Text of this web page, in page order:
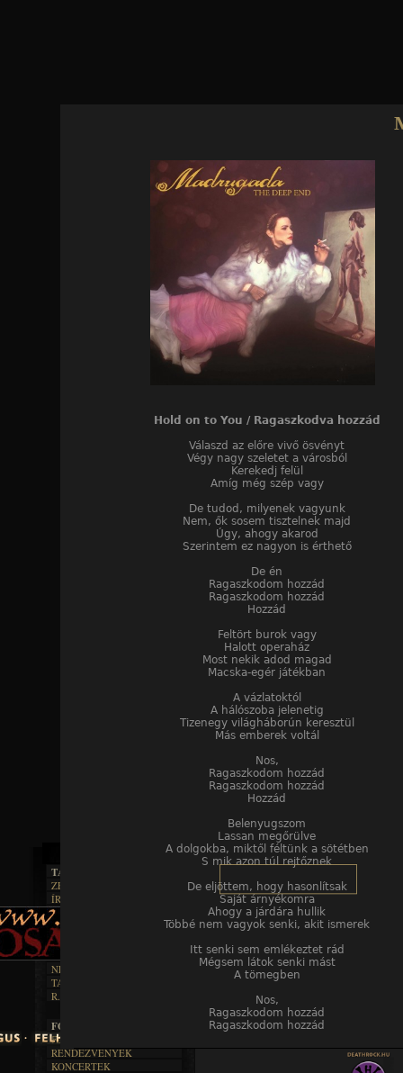
Hold on to You / Ragaszkodva hozzád
Válaszd az előre vivő ösvényt
Végy nagy szeletet a városból
Kerekedj felül
Amíg még szép vagy
De tudod, milyenek vagyunk
Nem, ők sosem tisztelnek majd
Úgy, ahogy akarod
Szerintem ez nagyon is érthető
De én
Ragaszkodom hozzád
Ragaszkodom hozzád
Hozzád
Feltört burok vagy
Halott operaház
Most nekik adod magad
Macska-egér játékban
A vázlatoktól
A hálószoba jelenetig
Tizenegy világháborún keresztül
Más emberek voltál
Nos,
Ragaszkodom hozzád
Ragaszkodom hozzád
Hozzád
Belenyugszom
Lassan megőrülve
A dolgokba, miktől féltünk a sötétben
S mik azon túl rejtőznek
De eljöttem, hogy hasonlítsak
Saját árnyékomra
Ahogy a járdára hullik
Többé nem vagyok senki, akit ismerek
Itt senki sem emlékeztet rád
Mégsem látok senki mást
A tömegben
Nos,
Ragaszkodom hozzád
Ragaszkodom hozzád
TAJTÉKOS LAPOK
ZENE
ÍRÁSOK
BOSZORKÁNYKONYHA
FEKETE HUMOR
RENDEZVÉNYEK
NEKROMANTIKA
TAJTÉKOS NAPOK
R.I.P.
FOTÓGALÉRIA
FESZTIVÁLOK
RENDEZVÉNYEK
KONCERTEK